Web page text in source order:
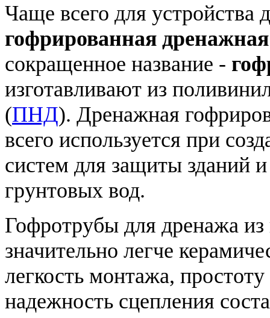
Чаще всего для устройства
гофрированная
сокращенное название -
изготавливают из
(ПНД). Дренажная
всего используется при
систем для защиты зданий
грунтовых вод.
Гофротрубы для дренажа
значительно легче
легкость монтажа,
надежность сцепления